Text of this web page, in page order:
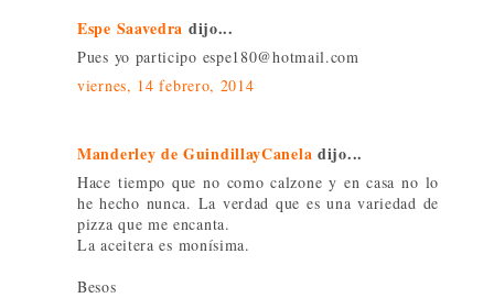
Espe Saavedra dijo...
Pues yo participo espe180@hotmail.com
viernes, 14 febrero, 2014
Manderley de GuindillayCanela dijo...
Hace tiempo que no como calzone y en casa no lo
he hecho nunca. La verdad que es una variedad de
pizza que me encanta.
La aceitera es monísima.
Besos